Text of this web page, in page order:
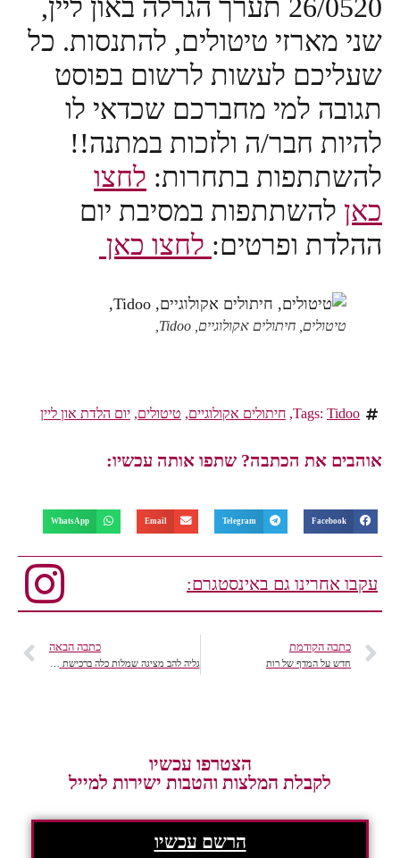
26/0520 תערך הגרלה באון ליין,
מארזי טיטולים, להתנסות. כל
לעשות לרשום בפוסט
למי מחברכם שכדאי לו
חבר/ה ולזכות במתנה!!
בתחרות:לחצו
להשתתפות במסיבת יום
ופרטים:לחצו כאן
טיטולים, חיתולים אקולוגיים, Tidoo,
Tags:
,חיתולים אקולוגיים ,טיטולים, יום הלדת און ליין
את הכתבה? שתפו אותה עכשיו:
Facebook
Telegram
WhatsApp
אחרינו גם באינסטגרם:
הקודמת
על המדף של רות
כתבה הבאה
גליה להב מציגה שמלות כלה ברכישת און ליין
הצטרפו עכשיו
לקבלת המלצות והטבות ישירות למייל
הרשם עכשיו